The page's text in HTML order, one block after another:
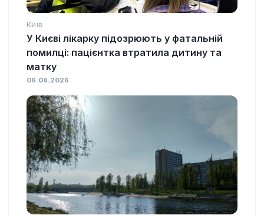
Київ
У Києві лікарку підозрюють у фатальній
помилці: пацієнтка втратила дитину та
матку
06.08.2026